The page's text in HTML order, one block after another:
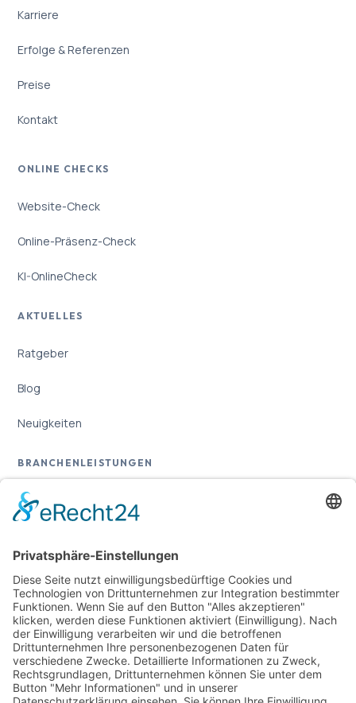
Karriere
Erfolge & Referenzen
Preise
Kontakt
ONLINE CHECKS
Website-Check
Online-Präsenz-Check
KI-OnlineCheck
AKTUELLES
Ratgeber
Blog
Neuigkeiten
BRANCHENLEISTUNGEN
Übersicht
RECHTLICHES
Impressum
Datenschutz